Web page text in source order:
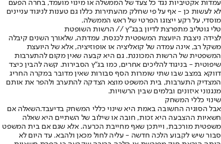
עמדות אקטיביות נגד כל צעד של הממשלה או מינוי מועמד, בחרה הפעם
לא לעשות כן - אף על פי שחלק מהעתירות כללו גם טענות לניגוד עניינים
מוסדי, על רקע ייצוגו הפרטי של ראש הממשלה.
טלי גוטליב מתפרצת לדיון בבג"ץ // הרשות השופטת
לצידה ניצבת היועצת המשפטית לכנסת. עמדתה, שלאורך השנים קיבלה
משקל רב, אינה עמדה של קואליציה או אופוזיציה, אלא של היועצת
המשפטית של הרשות המכוננת. גם היא קבעה שאין מקום להתערבות
שיפוטית - בניגוד להליכים אחרים, כמו בג"ץ הסבירות. קשה להבין כיצד
דווקא במצב שבו שתי שומרות הסף סבורות שאין מדובר במקרה החריג
המצדיק התערבות, בית המשפט מוצא הצדקה להתערב ולהפר את אותם
מנגנוני איזונים ובלמים שבין הרשויות.
שינוי כללי המשחק
אבל הסוגיה החשובה באמת היא שינוי כללי המשחק בדיעבד.השאלה אם
חשאיות ההצבעה היא זכות, חובה או שילוב של השתיים היא שאלה
משפטית מורכבת, וייתכן שאף מחייבת הכרעה. אלא שגם אם בית המשפט
סבור שיש לקבוע הלכה חדשה - עליה לחול מכאן ולהבא. עד היום לא